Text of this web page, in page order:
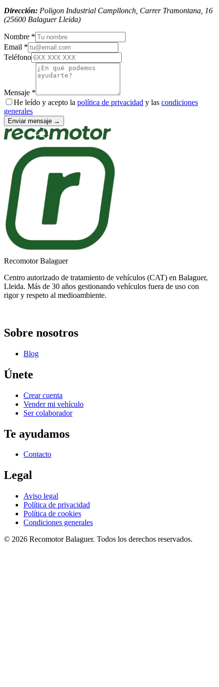
Dirección: Poligon Industrial Campllonch, Carrer Tramontana, 16
(25600 Balaguer Lleida)
Nombre *
Email *
Teléfono
Mensaje *
He leído y acepto la política de privacidad y las condiciones
generales
Enviar mensaje →
Recomotor Balaguer
Centro autorizado de tratamiento de vehículos (CAT) en Balaguer,
Lleida. Más de 30 años gestionando vehículos fuera de uso con
rigor y respeto al medioambiente.
Sobre nosotros
Blog
Únete
Crear cuenta
Vender mi vehículo
Ser colaborador
Te ayudamos
Contacto
Legal
Aviso legal
Política de privacidad
Política de cookies
Condiciones generales
© 2026 RecomotorBalaguer. Todos los derechos reservados.